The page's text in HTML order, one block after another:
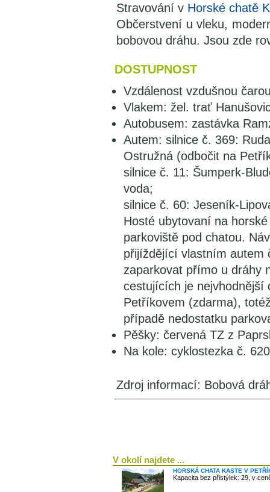
Stravování v Horské chatě
Občerstvení u vleku,
bobovou dráhu. Jsou zde
DOSTUPNOST
Vzdálenost vzdušnou
Vlakem: žel. trať
Autobusem: zastávka
Autem: silnice č. 369:
Ostružná (odbočit na
silnice č. 11: Šumperk-
voda;
silnice č. 60: Jeseník-
Hosté ubytovaní na
parkoviště pod chatou.
přijíždějící vlastním autem
zaparkovat přímo u dráhy
cestujících je nejvhodnější
Petříkovem (zdarma),
případě nedostatku
Pěšky: červená TZ z
Na kole: cyklostezka č.
Zdroj informací: Bobová
V okolí najdete ...
HORSKÁ CHATA KASTE V
Kapacita bez přistýlek: 29, v